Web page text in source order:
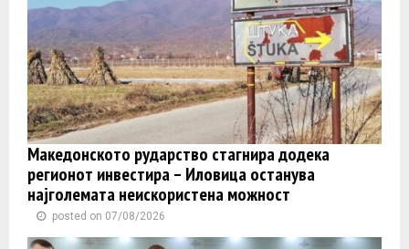
Македонското рударство стагнира додека
регионот инвестира – Иловица останува
најголемата неискористена можност
posted on 07/08/2026